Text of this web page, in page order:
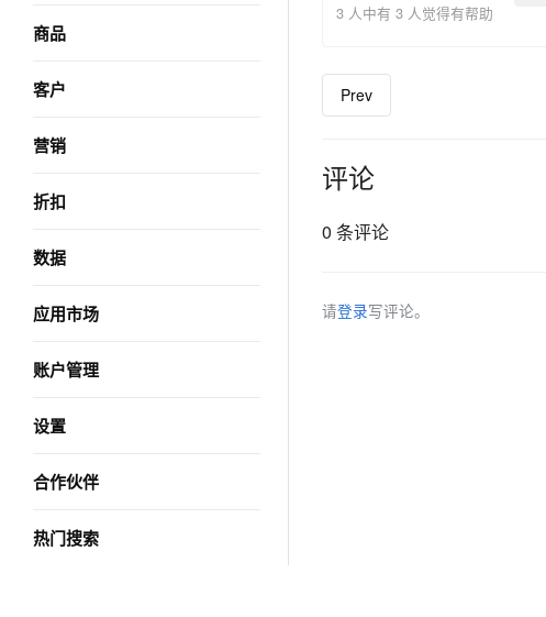
商品
客户
营销
折扣
数据
应用市场
账户管理
设置
合作伙伴
热门搜索
3 人中有 3 人觉得有帮助
Prev
评论
0 条评论
请登录写评论。